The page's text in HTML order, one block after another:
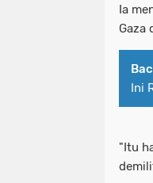
Ia
Gaza
Ini
"Itu